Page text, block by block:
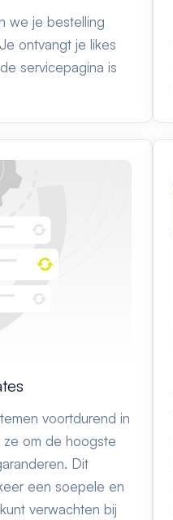
we je bestelling
ontvangt je likes
servicepagina is
voortdurend in
om de hoogste
Dit
een soepele en
verwachten bij